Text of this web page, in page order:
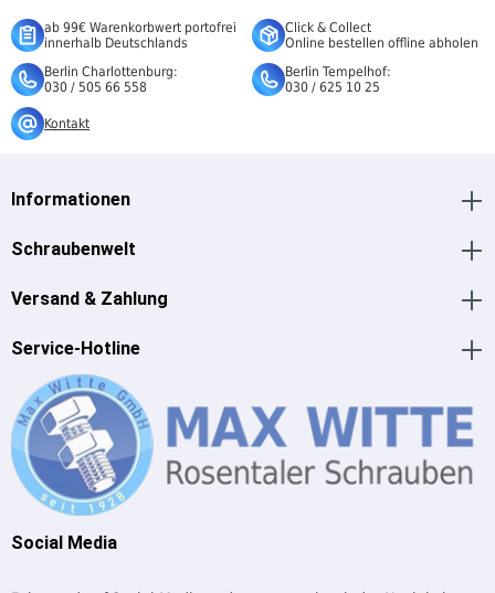
ab 99€ Warenkorbwert portofrei
innerhalb Deutschlands
Click & Collect
Online bestellen offline abholen
Berlin Charlottenburg:
030 / 505 66 558
Berlin Tempelhof:
030 / 625 10 25
Kontakt
Informationen
Schraubenwelt
Versand & Zahlung
Service-Hotline
Social Media